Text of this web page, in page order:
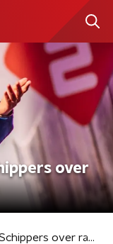
over
Fresku, Krystl & Kiki Schippers over rapper Boef